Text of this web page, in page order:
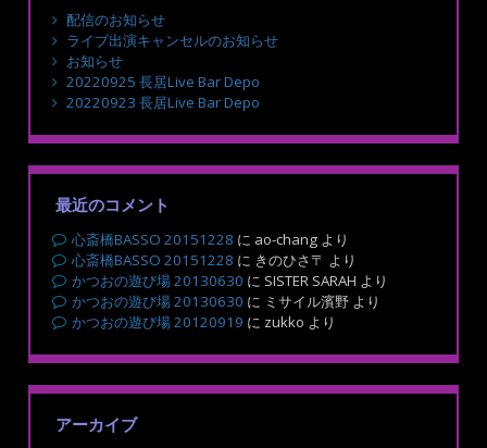
配信のお知らせ
ライブ出演キャンセルのお知らせ
お知らせ
20220925 長居Live Bar Depo
20220923 長居Live Bar Depo
最近のコメント
心斎橋BASSO 20151228 に ao-chang より
心斎橋BASSO 20151228 に きのひさ〒 より
かつおの遊び場 20130630 に SISTER SARAH より
かつおの遊び場 20130630 に ミサイル濱野 より
かつおの遊び場 20120919 に zukko より
アーカイブ